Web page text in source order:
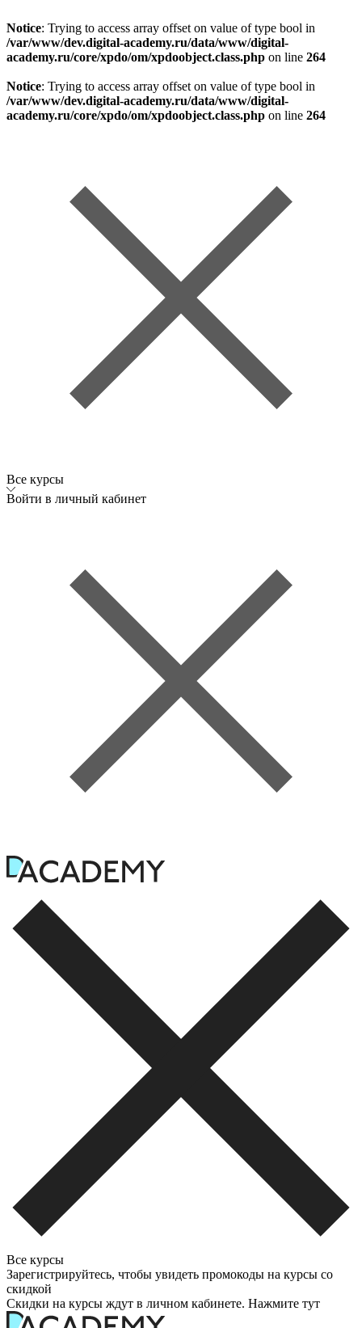
Notice: Trying to access array offset on value of type bool in
/var/www/dev.digital-academy.ru/data/www/digital-
academy.ru/core/xpdo/om/xpdoobject.class.php on line 264
Notice: Trying to access array offset on value of type bool in
/var/www/dev.digital-academy.ru/data/www/digital-
academy.ru/core/xpdo/om/xpdoobject.class.php on line 264
Все курсы
Войти в личный кабинет
Все курсы
Зарегистрируйтесь, чтобы увидеть промокоды на курсы со
скидкой
Скидки на курсы ждут в личном кабинете. Нажмите тут